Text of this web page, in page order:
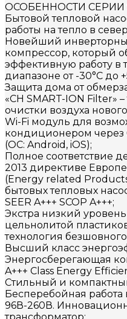
ОСОБЕННОСТИ СЕРИИ
Бытовой тепловой
работы на тепло в
Новейший
компрессор, который
эффективную работу в
диапазоне от -30°С до
Защита дома от
«CH SMART-ION Filter»
очистки воздуха
Wi-Fi модуль для
кондиционером
(ОС: Android, iOS);
Полное соответствие
2013 директиве
(Energy related
бытовых тепловых
SEER A+++ SCOP A+++;
Экстра низкий
цельнолитой
технология
Высший класс
Энергосберегающая
A+++ Class Energy
Стильный и
Бесперебойная работа
96В-260В.